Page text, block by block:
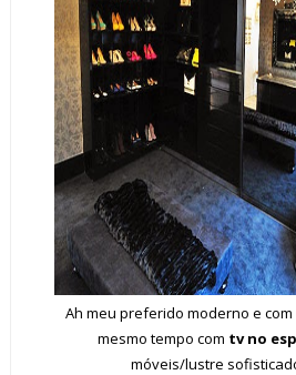
Ah meu preferido moderno e
mesmo tempo com tv no
móveis/lustre